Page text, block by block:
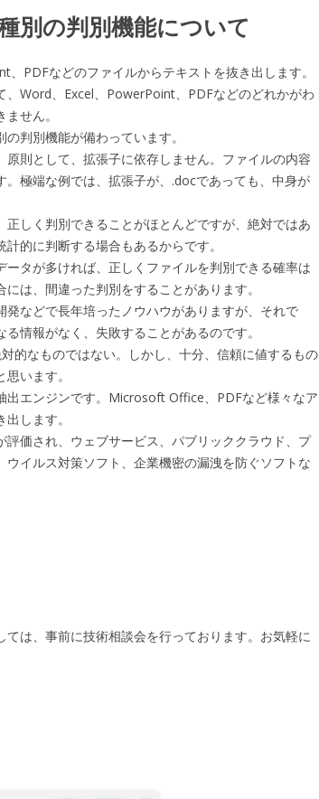
の判別機能について
PDFなどのファイルからテキストを抜き出します。
Word、Excel、PowerPoint、PDFなどのどれかがわ
せん。
判別機能が備わっています。
則として、拡張子に依存しません。ファイルの内容
極端な例では、拡張子が、.docであっても、中身が
しく判別できることがほとんどですが、絶対ではあ
的に判断する場合もあるからです。
タが多ければ、正しくファイルを判別できる確率は
は、間違った判別をすることがあります。
などで長年培ったノウハウがありますが、それで
情報がなく、失敗することがあるのです。
的なものではない。しかし、十分、信頼に値するもの
います。
エンジンです。Microsoft Office、PDFなど様々なア
します。
価され、ウェブサービス、パブリッククラウド、プ
イルス対策ソフト、企業機密の漏洩を防ぐソフトな
は、事前に技術相談会を行っております。お気軽に